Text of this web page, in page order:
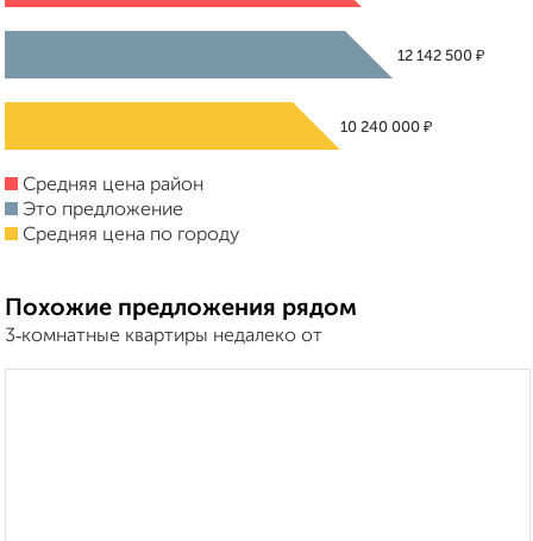
12 142 500 ₽
10 240 000 ₽
Средняя цена район
Это предложение
Средняя цена по городу
Похожие предложения рядом
3‑комнатные квартиры недалеко от